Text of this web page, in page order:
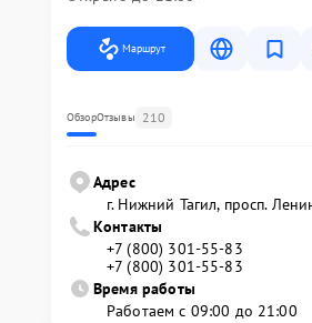
Маршрут
ОбзорОтзывы 210
Адрес
г. Нижний Тагил, просп.
Контакты
+7 (800) 301-55-83
+7 (800) 301-55-83
Время работы
Работаем с 09:00 до 21:00